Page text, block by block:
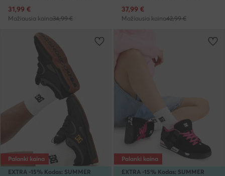
Dabartinė kaina
31,99 €
Mažiausia kaina34,99 €
Dabartinė kaina
37,99 €
Mažiausia kaina42,99 €
EXTRA -15% Kodas: SUMMER
Palanki kaina
EXTRA -15% Kodas: SUMMER
Palanki kaina